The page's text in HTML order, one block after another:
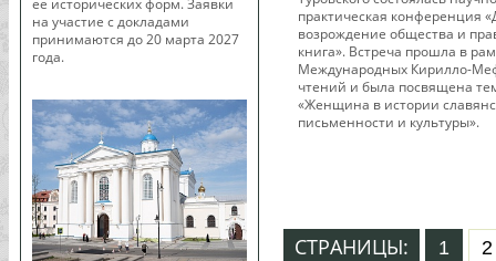
на участие с докладами
принимаются до 20 марта 2027
года.
практическая конференция
возрождение общества и
книга». Встреча прошла в
Международных Кирилло-
чтений и была посвящена
«Женщина в истории
письменности и культуры».
СТРАНИЦЫ: 1 2